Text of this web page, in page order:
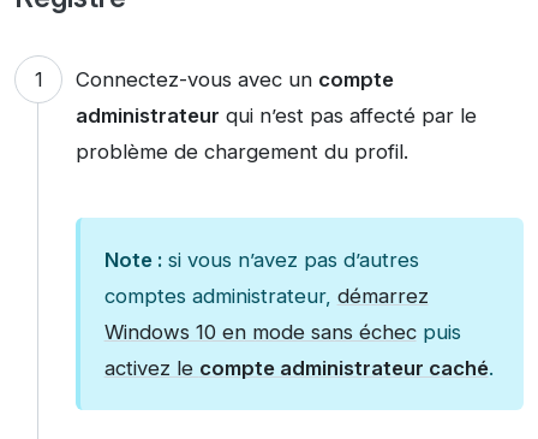
Connectez-vous avec un compte
administrateur qui n’est pas affecté par le
problème de chargement du profil.
Note :si vous n’avez pas d’autres
comptes administrateur, démarrez
Windows 10 en mode sans échecpuis
activez le compte administrateur caché.